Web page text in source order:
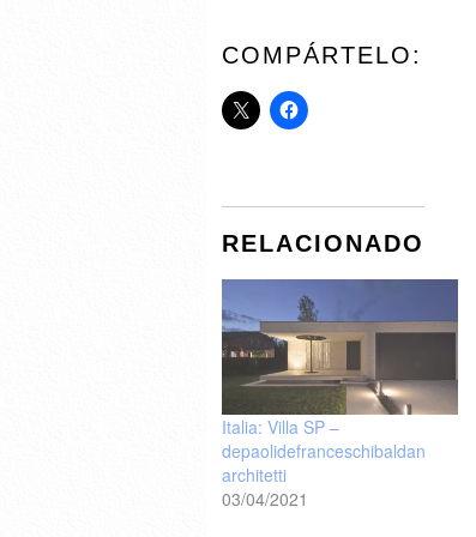
COMPÁRTELO:
RELACIONADO
Italia: Villa SP –
depaolidefranceschibaldan
architetti
03/04/2021